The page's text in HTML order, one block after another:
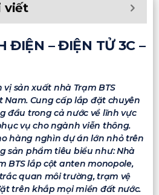
viết
ĐIỆN – ĐIỆN TỬ 3C –
vị sản xuất nhà Trạm BTS
Nam. Cung cấp lắp đặt chuyên
đầu trong cả nước về lĩnh vực
vụ cho ngành viễn thông.
hàng nghìn dự án lớn nhỏ trên
sản phẩm tiêu biểu như: Nhà
BTS lắp cột anten monopole,
quan môi trường, trạm vệ
trên khắp mọi miền đất nước.